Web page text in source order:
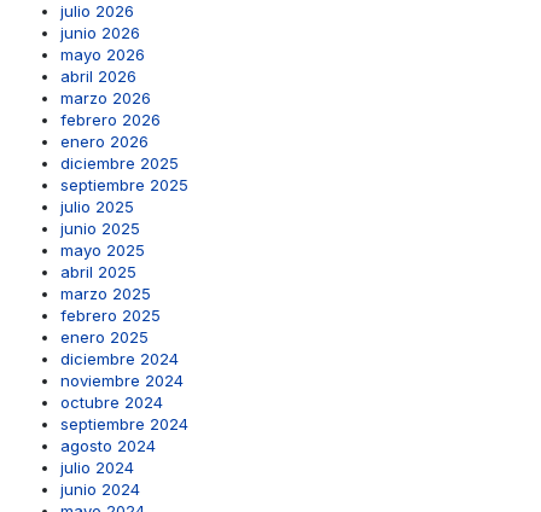
julio 2026
junio 2026
mayo 2026
abril 2026
marzo 2026
febrero 2026
enero 2026
diciembre 2025
septiembre 2025
julio 2025
junio 2025
mayo 2025
abril 2025
marzo 2025
febrero 2025
enero 2025
diciembre 2024
noviembre 2024
octubre 2024
septiembre 2024
agosto 2024
julio 2024
junio 2024